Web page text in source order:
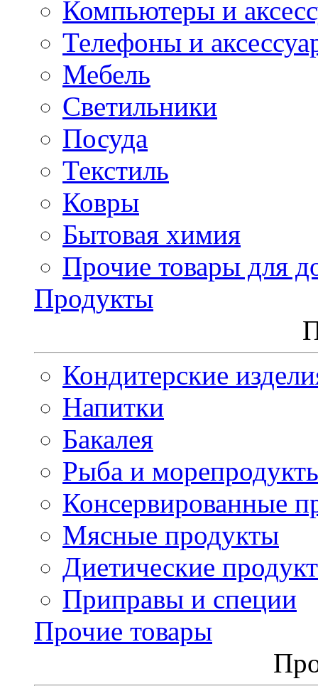
Компьютеры и
Телефоны и
Мебель
Светильники
Посуда
Текстиль
Ковры
Бытовая химия
Прочие товары для
Продукты
Кондитерские
Напитки
Бакалея
Рыба и
Консервированные
Мясные продукты
Диетические
Приправы и специи
Прочие товары